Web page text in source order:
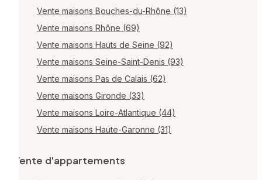
Vente maisons Bouches-du-Rhône (13)
Vente maisons Rhône (69)
Vente maisons Hauts de Seine (92)
Vente maisons Seine-Saint-Denis (93)
Vente maisons Pas de Calais (62)
Vente maisons Gironde (33)
Vente maisons Loire-Atlantique (44)
Vente maisons Haute-Garonne (31)
Vente d'appartements